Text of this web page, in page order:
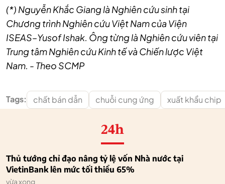
(*) Nguyễn Khắc Giang là Nghiên cứu sinh tại
Chương trình Nghiên cứu Việt Nam của Viện
ISEAS–Yusof Ishak. Ông từng là Nghiên cứu viên tại
Trung tâm Nghiên cứu Kinh tế và Chiến lược Việt
Nam. - Theo SCMP
Tags: chất bán dẫn chuỗi cung ứng xuất khẩu chip
24h
Thủ tướng chỉ đạo nâng tỷ lệ vốn Nhà nước tại
VietinBank lên mức tối thiểu 65%
vừa xong